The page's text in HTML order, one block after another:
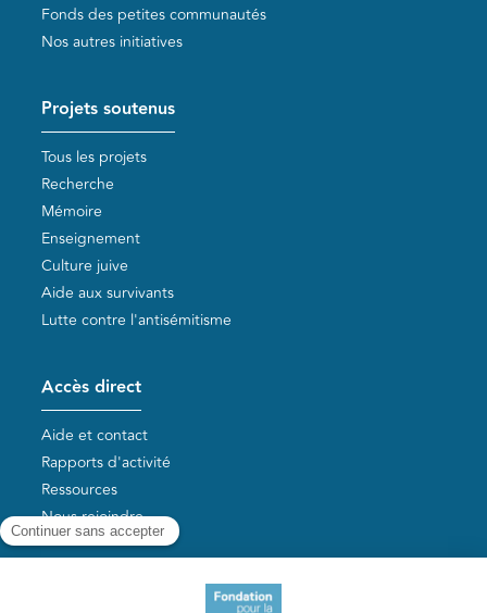
Fonds des petites communautés
Nos autres initiatives
Projets soutenus
Tous les projets
Recherche
Mémoire
Enseignement
Culture juive
Aide aux survivants
Lutte contre l'antisémitisme
Accès direct
Aide et contact
Rapports d'activité
Ressources
Nous rejoindre